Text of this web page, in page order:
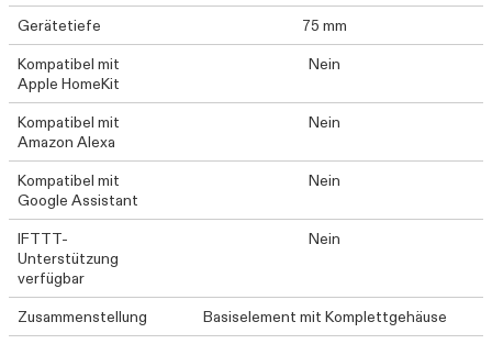
Gerätetiefe
75 mm
Kompatibel mit
Apple HomeKit
Nein
Kompatibel mit
Amazon Alexa
Nein
Kompatibel mit
Google Assistant
Nein
IFTTT-
Unterstützung
verfügbar
Nein
Zusammenstellung
Basiselement mit Komplettgehäuse